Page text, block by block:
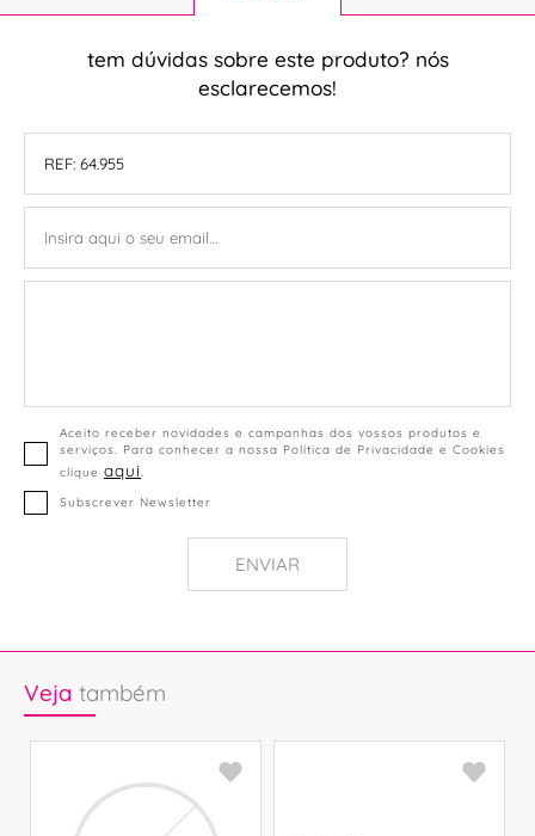
tem dúvidas sobre este produto? nós
esclarecemos!
Aceito receber novidades e campanhas dos vossos produtos e
serviços. Para conhecer a nossa Política de Privacidade e Cookies
clique aqui.
Subscrever Newsletter
ENVIAR
Veja também